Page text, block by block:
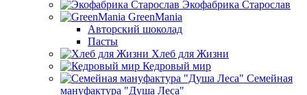
Экофабрика Старослав
GreenMania
Авторский шоколад
Пасты
Хлеб для Жизни
Кедровый мир
Семейная
мануфактура "Душа Леса"